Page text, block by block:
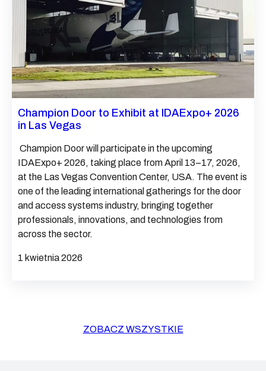
Champion Door to Exhibit at IDAExpo+ 2026
in Las Vegas
Champion Door will participate in the upcoming
IDAExpo+ 2026, taking place from April 13–17, 2026,
at the Las Vegas Convention Center, USA. The event is
one of the leading international gatherings for the door
and access systems industry, bringing together
professionals, innovations, and technologies from
across the sector.
1 kwietnia 2026
ZOBACZ WSZYSTKIE